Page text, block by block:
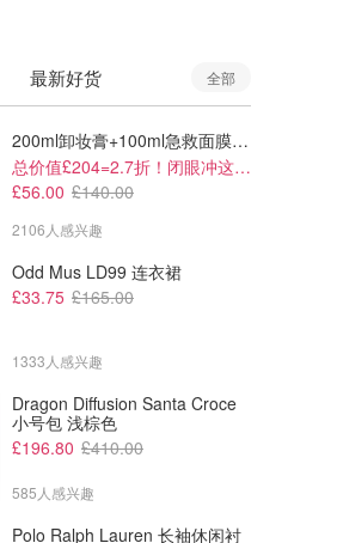
£15.00
Lush Super Milk 护发喷雾 头
Dealmoon英国省钱快报
最新好货 全部
200ml卸妆膏+100ml急救面膜+面霜+洁颜布
总价值£204=2.7折！闭眼冲这套！
£56.00 £140.00
2106人感兴趣
Odd Mus LD99 连衣裙
£33.75 £165.00
1333人感兴趣
Dragon Diffusion Santa Croce
小号包 浅棕色
£196.80 £410.00
585人感兴趣
Polo Ralph Lauren 长袖休闲衬